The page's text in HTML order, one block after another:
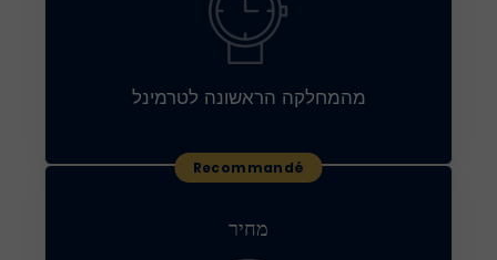
מהמחלקה הראשונה לטרמינל
מחיר